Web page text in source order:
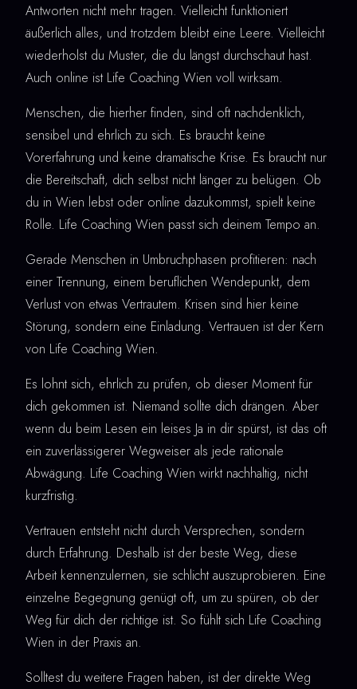
Antworten nicht mehr tragen. Vielleicht funktioniert
äußerlich alles, und trotzdem bleibt eine Leere. Vielleicht
wiederholst du Muster, die du längst durchschaut hast.
Auch online ist Life Coaching Wien voll wirksam.
Menschen, die hierher finden, sind oft nachdenklich,
sensibel und ehrlich zu sich. Es braucht keine
Vorerfahrung und keine dramatische Krise. Es braucht nur
die Bereitschaft, dich selbst nicht länger zu belügen. Ob
du in Wien lebst oder online dazukommst, spielt keine
Rolle. Life Coaching Wien passt sich deinem Tempo an.
Gerade Menschen in Umbruchphasen profitieren: nach
einer Trennung, einem beruflichen Wendepunkt, dem
Verlust von etwas Vertrautem. Krisen sind hier keine
Störung, sondern eine Einladung. Vertrauen ist der Kern
von Life Coaching Wien.
Es lohnt sich, ehrlich zu prüfen, ob dieser Moment für
dich gekommen ist. Niemand sollte dich drängen. Aber
wenn du beim Lesen ein leises Ja in dir spürst, ist das oft
ein zuverlässigerer Wegweiser als jede rationale
Abwägung. Life Coaching Wien wirkt nachhaltig, nicht
kurzfristig.
Vertrauen entsteht nicht durch Versprechen, sondern
durch Erfahrung. Deshalb ist der beste Weg, diese
Arbeit kennenzulernen, sie schlicht auszuprobieren. Eine
einzelne Begegnung genügt oft, um zu spüren, ob der
Weg für dich der richtige ist. So fühlt sich Life Coaching
Wien in der Praxis an.
Solltest du weitere Fragen haben, ist der direkte Weg